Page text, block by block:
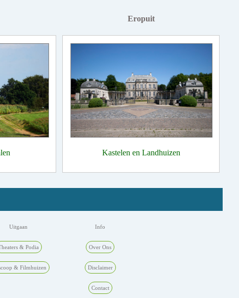
Eropuit
Kastelen en Landhuizen
Uitgaan
& Podia
& Filmhuizen
Info
Over Ons
Disclaimer
Contact